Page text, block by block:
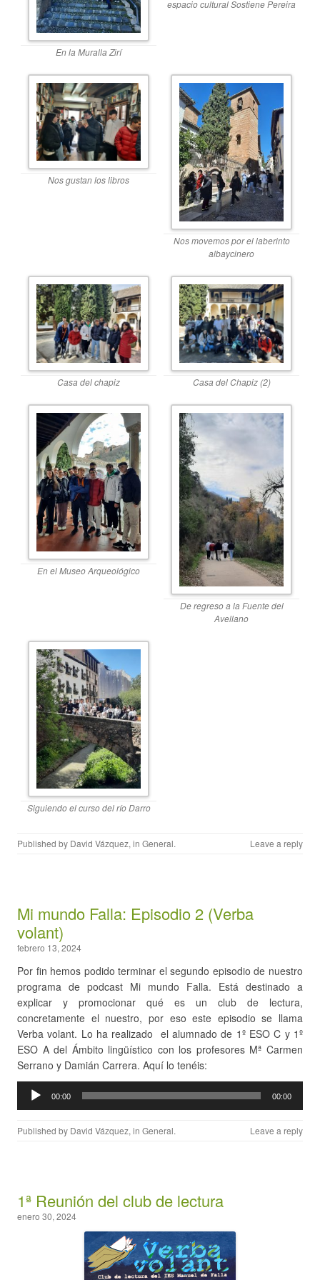
En la Muralla Zirí
espacio cultural Sostiene Pereira
Nos gustan los libros
Nos movemos por el laberinto
albaycinero
Casa del chapiz Casa del Chapiz (2)
En el Museo Arqueológico
De regreso a la Fuente del
Avellano
Siguiendo el curso del río Darro
Published by David Vázquez, in General. Leave a reply
Mi mundo Falla: Episodio 2 (Verba
volant)
febrero 13, 2024
Por fin hemos podido terminar el segundo episodio de nuestro
programa de podcast Mi mundo Falla. Está destinado a
explicar y promocionar qué es un club de lectura,
concretamente el nuestro, por eso este episodio se llama
Verba volant. Lo ha realizado el alumnado de 1º ESO C y 1º
ESO A del Ámbito lingüístico con los profesores Mª Carmen
Serrano y Damián Carrera. Aquí lo tenéis:
Reproductor
00:00 00:00
Published by David Vázquez, in General. Leave a reply
1ª Reunión del club de lectura
enero 30, 2024